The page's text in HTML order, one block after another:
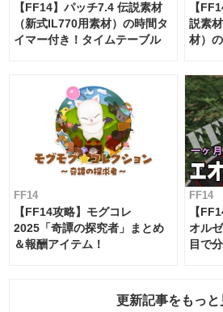
【FF14】パッチ7.4 伝説素材
（新式IL770用素材）の時間タ
イマー付き！タイムテーブル
【
説素
材）
FF14
【FF14攻略】モグコレ
2025「奇譚の探究者」まとめ
＆報酬アイテム！
FF14
【
オル
目で
更新記事をもっと